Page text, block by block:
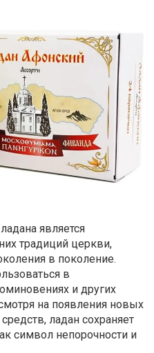
является
традиций церкви,
в поколение.
в
и других
на появления новых
ладан сохраняет
символ непорочности и